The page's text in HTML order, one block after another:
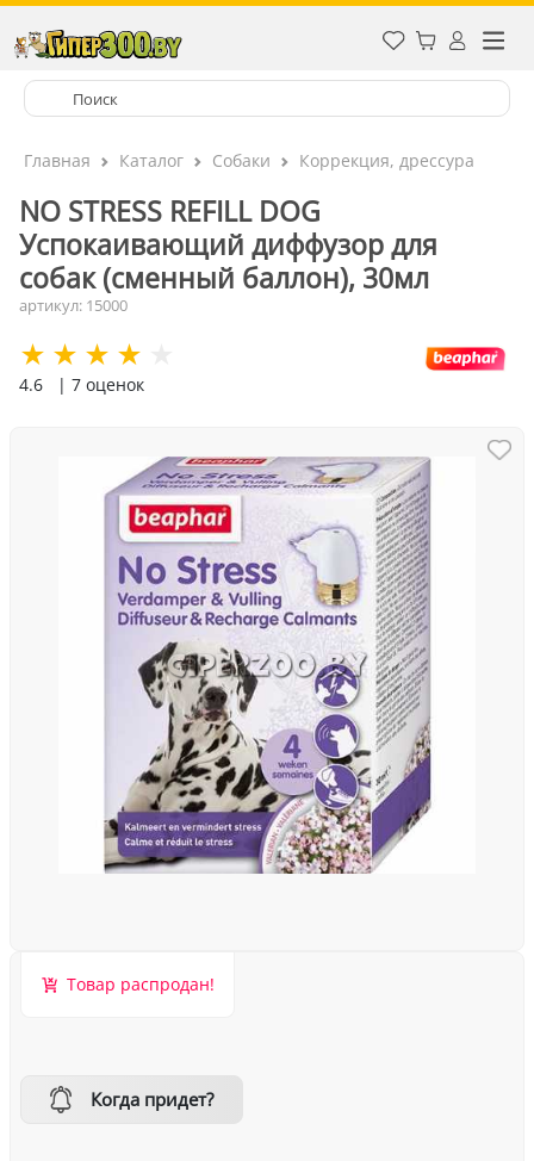
Главная Каталог Собаки Коррекция, дрессура
NO STRESS REFILL DOG
Успокаивающий диффузор для
собак (сменный баллон), 30мл
артикул: 15000
4.6 | 7 оценок
Товар распродан!
Когда придет?